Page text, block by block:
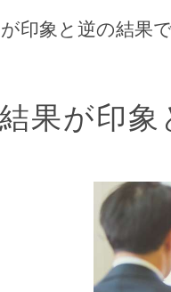
印象と逆の結果
果が印